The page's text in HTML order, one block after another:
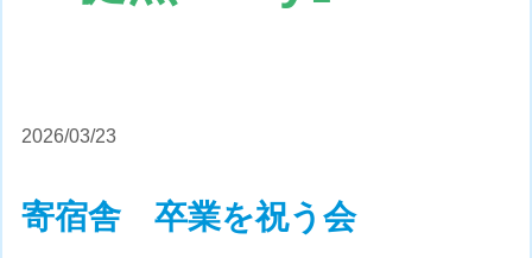
2026/03/23
寄宿舎 卒業を祝う会